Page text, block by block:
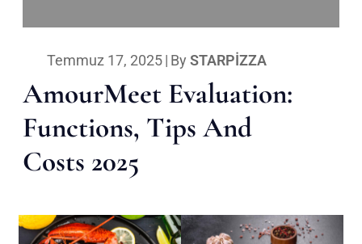
Temmuz 17, 2025| By STARPIZZA
AmourMeet Evaluation:
Functions, Tips And
Costs 2025